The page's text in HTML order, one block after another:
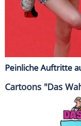
Peinliche Auftritte
Cartoons "Das